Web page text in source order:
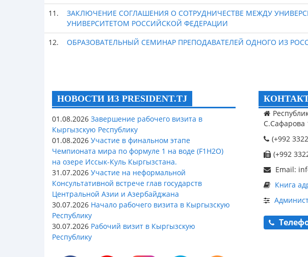
11.
ЗАКЛЮЧЕНИЕ СОГЛАШЕНИЯ О СОТРУДНИЧЕСТВЕ МЕЖДУ
УНИВЕРСИТЕТОМ РОССИЙСКОЙ ФЕДЕРАЦИИ
12. ОБРАЗОВАТЕЛЬНЫЙ СЕМИНАР ПРЕПОДАВАТЕЛЕЙ ОДНОГО ИЗ
НОВОСТИ ИЗ PRESIDENT.TJ
01.08.2026 Завершение рабочего визита в
Кыргызскую Республику
01.08.2026 Участие в финальном этапе
Чемпионата мира по формуле 1 на воде (F1H2O)
на озере Иссык-Куль Кыргызстана.
31.07.2026 Участие на неформальной
Консультативной встрече глав государств
Центральной Азии и Азербайджана
30.07.2026 Начало рабочего визита в Кыргызскую
Республику
30.07.2026 Рабочий визит в Кыргызскую
Республику
С.Сафарова
(+992
(+992
Email:
Книга